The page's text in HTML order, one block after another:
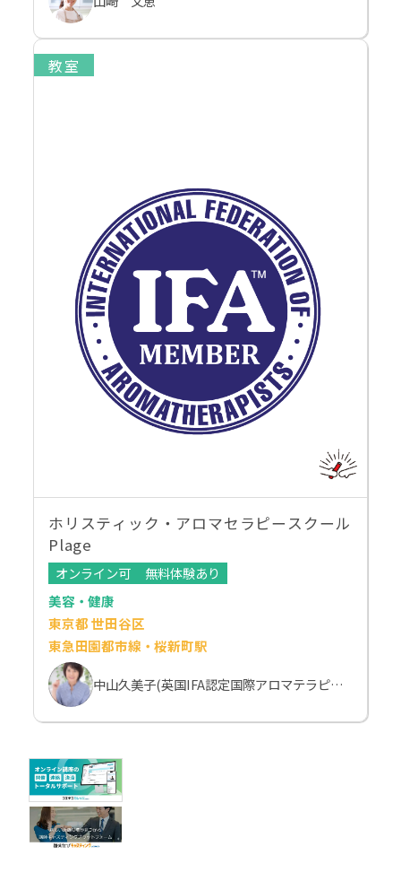
教室
ホリスティック・アロマセラピースクール
Plage
オンライン可
無料体験あり
美容・健康
東京都 世田谷区
東急田園都市線・桜新町駅
中山久美子(英国IFA認定国際アロマテラピスト）